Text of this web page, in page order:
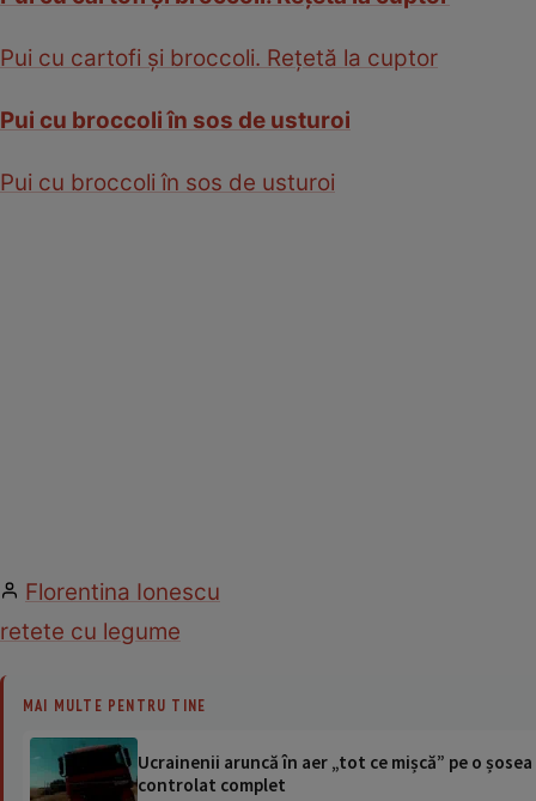
Pui cu cartofi şi broccoli. Reţetă la cuptor
Pui cu broccoli în sos de usturoi
Pui cu broccoli în sos de usturoi
Florentina Ionescu
retete cu legume
MAI MULTE PENTRU TINE
Ucrainenii aruncă în aer „tot ce mișcă” pe o
controlat complet